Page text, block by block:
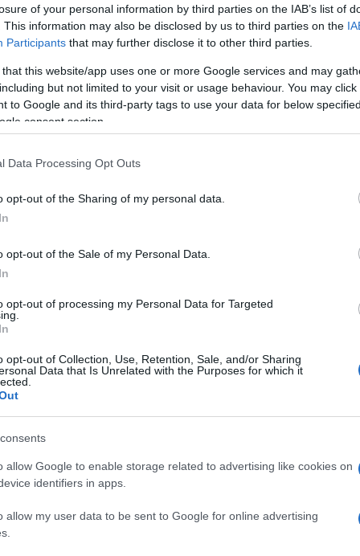
of your personal information by third parties on the IAB’s list of
This information may also be disclosed by us to third parties on the
Participants that may further disclose it to other third parties.
that this website/app uses one or more Google services and may
but not limited to your visit or usage behaviour. You may
to Google and its third-party tags to use your data for below
consent section.
Data Processing Opt Outs
opt-out of the Sharing of my personal data.
opt-out of the Sale of my Personal Data.
opt-out of processing my Personal Data for Targeted
opt-out of Collection, Use, Retention, Sale, and/or Sharing
Data that Is Unrelated with the Purposes for which it
allow Google to enable storage related to advertising like cookies on
identifiers in apps.
allow my user data to be sent to Google for online advertising
szülei kibékülnének. Ha anya hazaköltözne külföldről és ismét
egyedül feldolgozni. Az édesapja pedig elküldi őt egy
az Erődbe ér, rájön: innen nincs kiút. Ha van is,
kell megválaszolnia, rejtélyeket kell megoldania,
nem örül. Mert dönteni nehéz. Ha döntesz, akkor lépned
a másik lehetőséget választod!
hez – egy különös rejtély megoldására
lehet elmenekülni? Miért viselkednek ilyen különösen a
Ráadásul nem csak neki: az olvasónak is! A könyv
Az Erőd minden titkát azonban csak akkor ismerjük meg, ha
szeretsz felelősséget vállalni? Itt most te is
olyan problémáival foglalkozik, melyekről érdemes olvasni,
a világot, melybe a mű elvisz minket, valódi magyar helyszín,
bolyong, ahol mi is járhattunk/járhatunk. Ismerjük meg